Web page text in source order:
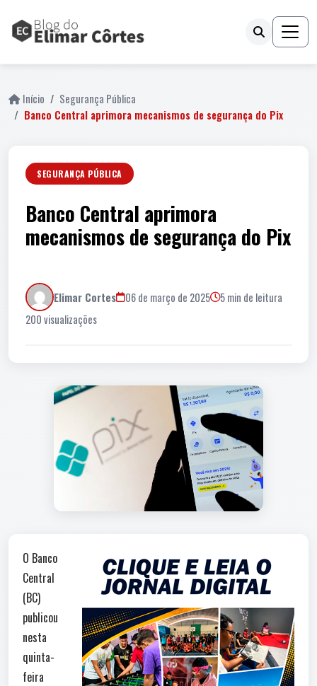
Início
Segurança Pública
Banco Central aprimora mecanismos de segurança do Pix
SEGURANÇA PÚBLICA
Banco Central aprimora
mecanismos de segurança do Pix
Elimar Cortes 06 de março de 2025
5 min de leitura
200 visualizações
O Banco
Central
(BC)
publicou
nesta
quinta-
feira